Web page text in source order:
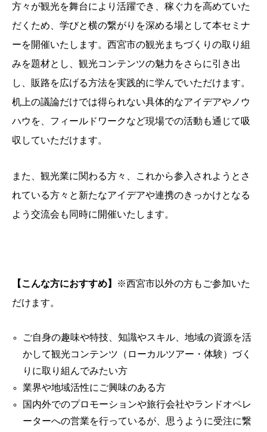
方々が観光を舞台により活躍でき、稼ぐ力を高めていた
だくため、学びと横の繋がりを深める場として本セミナ
ーを開催いたします。西宮市の観光まちづくりの取り組
みを題材とし、観光コンテンツの魅力をさらに引き出
し、販路を広げる方法を実践的に学んでいただけます。
机上の議論だけでは得られない具体的なアイデアやノウ
ハウを、フィールドワークなど現場での活動も通じて吸
収していただけます。
また、観光業に関わる方々、これから参入されようとさ
れている方々と新たなアイデアや連携のきっかけとなる
よう交流会も同時に開催いたします。
【こんな方におすすめ】
※西宮市以外の方もご参加いた
だけます。
ご自身の趣味や特技、知識やスキル、地域の資源を活
かして観光コンテンツ（ローカルツアー・体験）づく
りに取り組んでみたい方
業界や地域活性にご興味のある方
国内外でのプロモーションや旅行会社やランドオペレ
ーターへの営業を行っているが、思うように受注に繋